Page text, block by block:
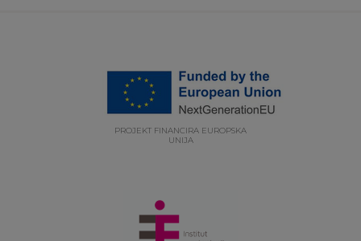
PROJEKT FINANCIRA EUROPSKA
UNIJA